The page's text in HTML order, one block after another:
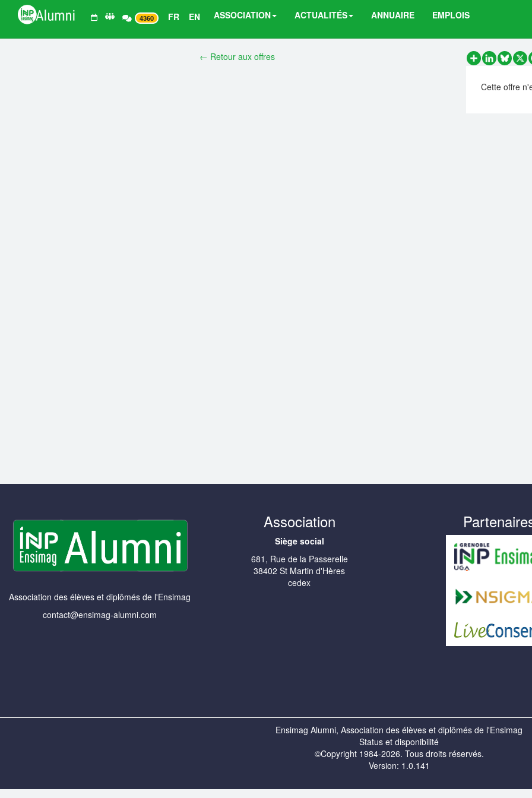
4360 FR EN ASSOCIATION ACTUALITÉS ANNUAIRE EMPLOIS
← Retour aux offres
PartagerLinkedInX
Cette offre
Association des élèves et diplômés de l'Ensimag
contact@ensimag-alumni.com
Association
Siège social
681, Rue de la Passerelle
38402 St Martin d'Hères
cedex
Ensimag Alumni, Association des élèves et diplômés de l'Ensimag
Status et disponibilité
©Copyright 1984-2026. Tous droits réservés.
Version: 1.0.141